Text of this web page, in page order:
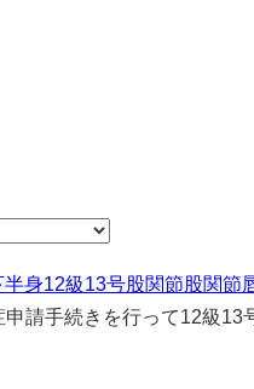
半身12級13号股関節股関節
請手続きを行って12級13